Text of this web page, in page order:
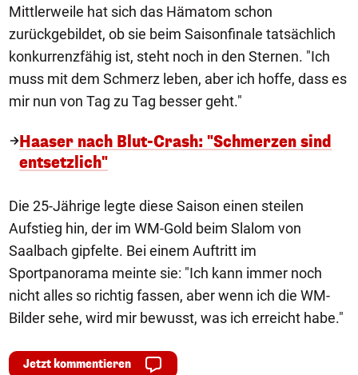
Mittlerweile hat sich das Hämatom schon
zurückgebildet, ob sie beim Saisonfinale tatsächlich
konkurrenzfähig ist, steht noch in den Sternen. "Ich
muss mit dem Schmerz leben, aber ich hoffe, dass es
mir nun von Tag zu Tag besser geht."
Haaser nach Blut-Crash: "Schmerzen sind
entsetzlich"
Die 25-Jährige legte diese Saison einen steilen
Aufstieg hin, der im WM-Gold beim Slalom von
Saalbach gipfelte. Bei einem Auftritt im
Sportpanorama meinte sie: "Ich kann immer noch
nicht alles so richtig fassen, aber wenn ich die WM-
Bilder sehe, wird mir bewusst, was ich erreicht habe."
Jetzt kommentieren